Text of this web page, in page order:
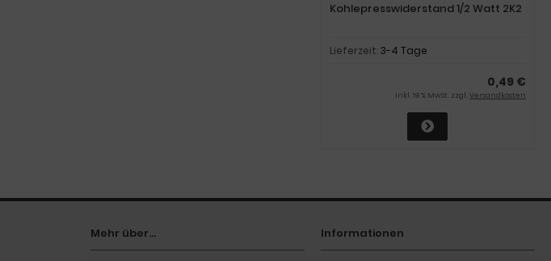
Kohlepresswiderstand 1/2 Watt 2K2
Lieferzeit:3-4 Tage
0,49 €
inkl. 19 % MwSt. zzgl. Versandkosten
Mehr über... Informationen